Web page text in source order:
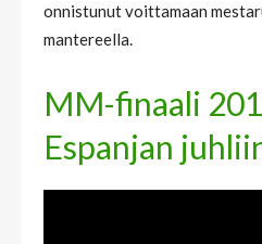
onnistunut voittamaan
mantereella.
MM-finaali
Espanjan